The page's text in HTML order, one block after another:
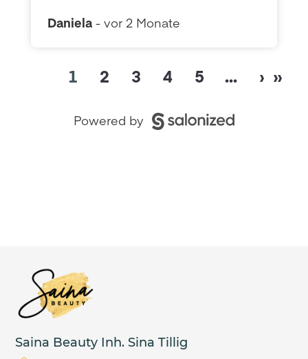
Saina Beauty Inh. Sina Tillig